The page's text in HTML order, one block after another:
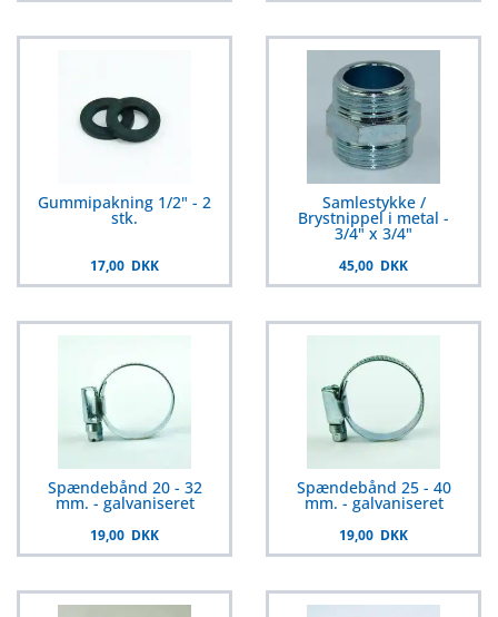
Gummipakning 1/2" - 2
stk.
17,00 DKK
Samlestykke /
Brystnippel i metal -
3/4" x 3/4"
45,00 DKK
Spændebånd 20 - 32
mm. - galvaniseret
19,00 DKK
Spændebånd 25 - 40
mm. - galvaniseret
19,00 DKK